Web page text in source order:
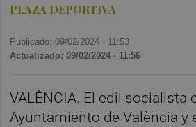
PLAZA DEPORTIVA
Publicado: 09/02/2024 · 11:53
Actualizado: 09/02/2024 · 11:56
VALÈNCIA. El edil socialista
Ayuntamiento de València y